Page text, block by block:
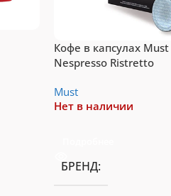
Кофе в капсулах Must
Nespresso Ristretto
Must
Нет в наличии
БРЕНД